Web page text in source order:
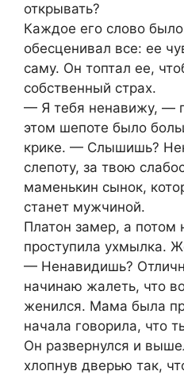
открывать?
Каждое его слово
обесценивал все: ее
саму. Он топтал ее,
собственный страх.
— Я тебя ненавижу, —
этом шепоте было
крике. — Слышишь?
слепоту, за твою
маменькин сынок,
станет мужчиной.
Платон замер, а потом
проступила ухмылка.
— Ненавидишь?
начинаю жалеть, что
женился. Мама была
начала говорила, что
Он развернулся и
хлопнув дверью так,